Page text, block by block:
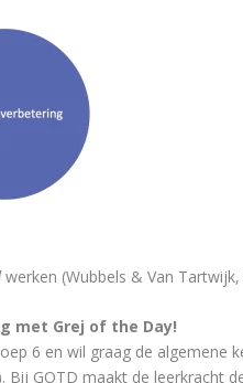
werken (Wubbels & Van Tartwijk,
met Grej of the Day!
6 en wil graag de algemene
GOTD maakt de leerkracht